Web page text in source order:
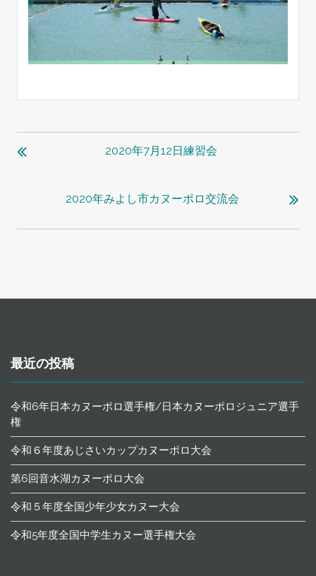
投
稿
2020年7月12日練習会
2020年みよし市カヌーポロ交流会
最近の投稿
令和6年日本カヌーポロ選手権/日本カヌーポロジュニア選手
権
令和６年度あじさいカップカヌーポロ大会
第6回音水湖カヌーポロ大会
令和５年度全国少年少女カヌー大会
令和5年度全国中学生カヌー選手権大会